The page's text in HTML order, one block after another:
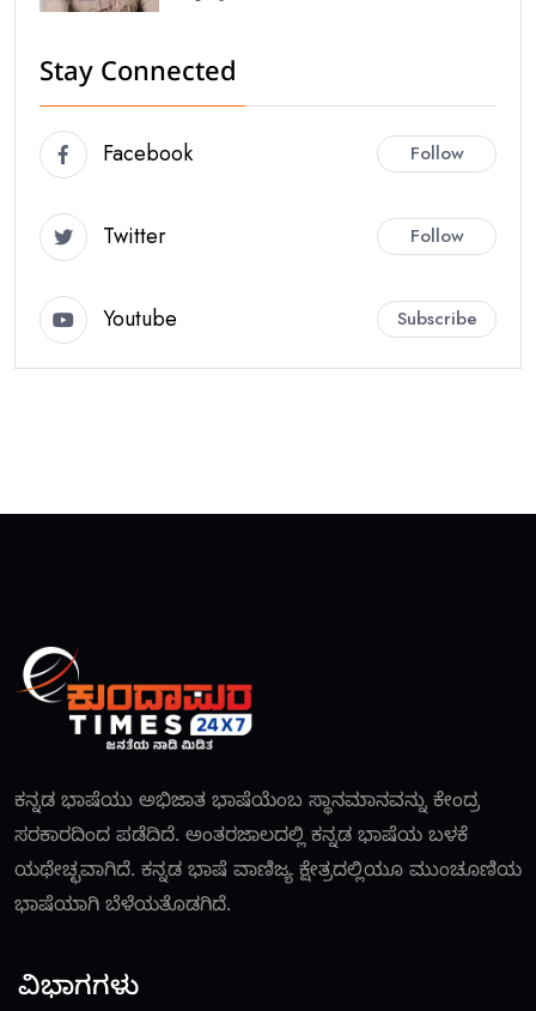
Stay Connected
Facebook Follow
Twitter Follow
Youtube Subscribe
ಕನ್ನಡ ಭಾಷೆಯು ಅಭಿಜಾತ ಭಾಷೆಯೆಂಬ ಸ್ಥಾನಮಾನವನ್ನು ಕೇಂದ್ರ
ಸರಕಾರದಿಂದ ಪಡೆದಿದೆ. ಅಂತರಜಾಲದಲ್ಲಿ ಕನ್ನಡ ಭಾಷೆಯ ಬಳಕೆ
ಯಥೇಚ್ಛವಾಗಿದೆ. ಕನ್ನಡ ಭಾಷೆ ವಾಣಿಜ್ಯ ಕ್ಷೇತ್ರದಲ್ಲಿಯೂ ಮುಂಚೂಣಿಯ
ಭಾಷೆಯಾಗಿ ಬೆಳೆಯತೊಡಗಿದೆ.
ವಿಭಾಗಗಳು